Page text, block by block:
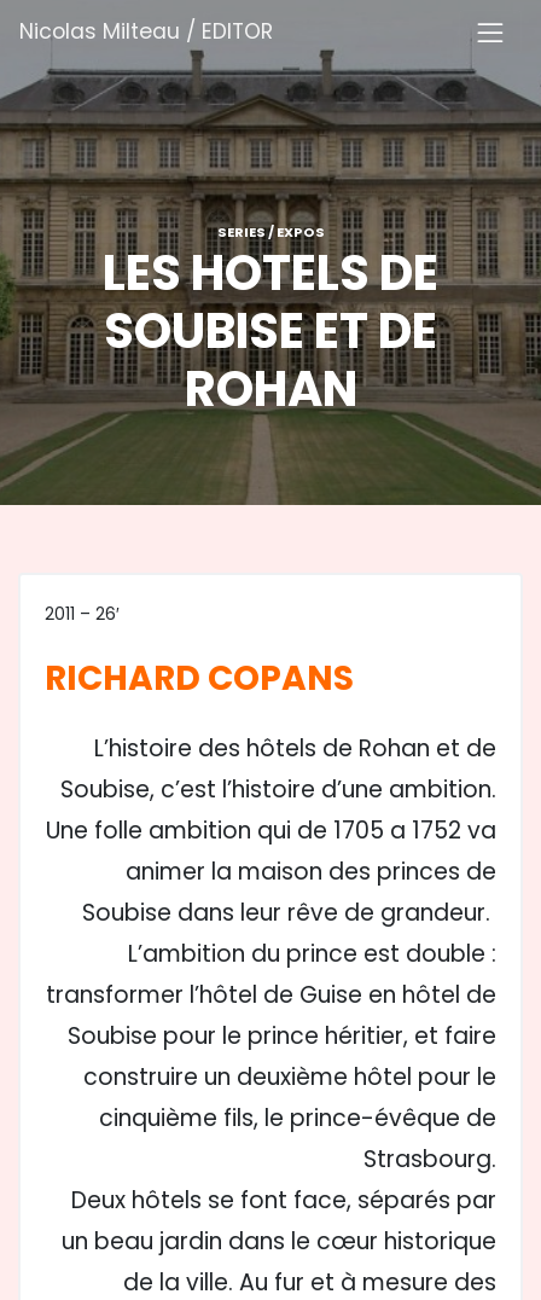
Nicolas Milteau / EDITOR
SERIES / EXPOS
LES HOTELS DE
SOUBISE ET DE
ROHAN
2011 – 26′
RICHARD COPANS
L’histoire des hôtels de Rohan et de
Soubise, c’est l’histoire d’une ambition.
Une folle ambition qui de 1705 a 1752 va
animer la maison des princes de
Soubise dans leur rêve de grandeur.
L’ambition du prince est double :
transformer l’hôtel de Guise en hôtel de
Soubise pour le prince héritier, et faire
construire un deuxième hôtel pour le
cinquième fils, le prince-évêque de
Strasbourg.
Deux hôtels se font face, séparés par
un beau jardin dans le cœur historique
de la ville. Au fur et à mesure des